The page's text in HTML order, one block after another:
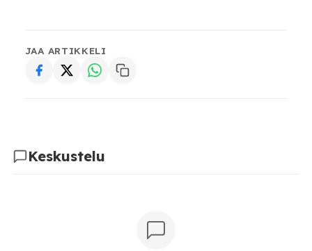
JAA ARTIKKELI
Keskustelu